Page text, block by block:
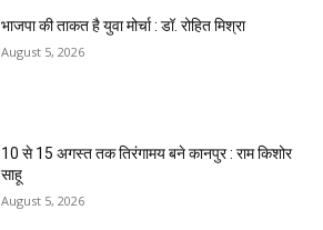
भाजपा की ताकत है युवा मोर्चा : डॉ. रोहित मिश्रा
August 5, 2026
10 से 15 अगस्त तक तिरंगामय बने कानपुर : राम किशोर
साहू
August 5, 2026